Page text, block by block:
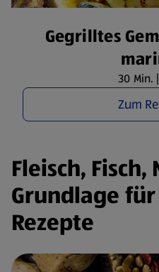
Gegrilltes
30 Min.
Zum
Fleisch,
Grundlage
Rezepte